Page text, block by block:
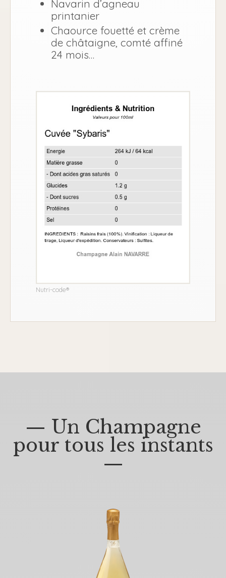
Navarin d’agneau
printanier
Chaource fouetté et crème
de châtaigne, comté affiné
24 mois…
Nutri-code®
— Un Champagne
pour tous les instants
—